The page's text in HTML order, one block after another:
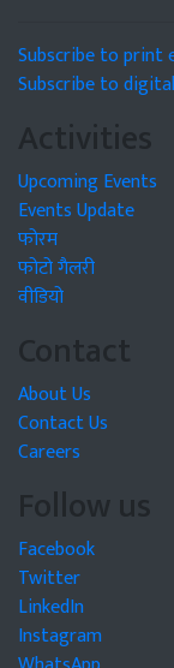
Subscribe to print
Subscribe to
Activities
Upcoming Events
Events Update
फोरम
फोटो गैलरी
वीडियो
Contact
About Us
Contact Us
Careers
Follow us
Facebook
Twitter
LinkedIn
Instagram